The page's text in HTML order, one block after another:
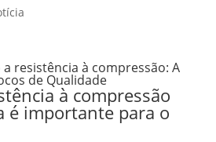
resistência à compressão: A
de Qualidade
à compressão
é importante para o